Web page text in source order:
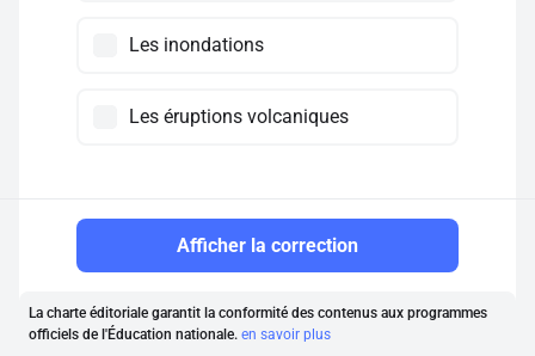
Les inondations
Les éruptions volcaniques
Afficher la correction
La charte éditoriale garantit la conformité des contenus aux programmes
officiels de l'Éducation nationale. en savoir plus